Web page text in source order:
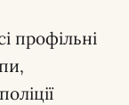
профільні